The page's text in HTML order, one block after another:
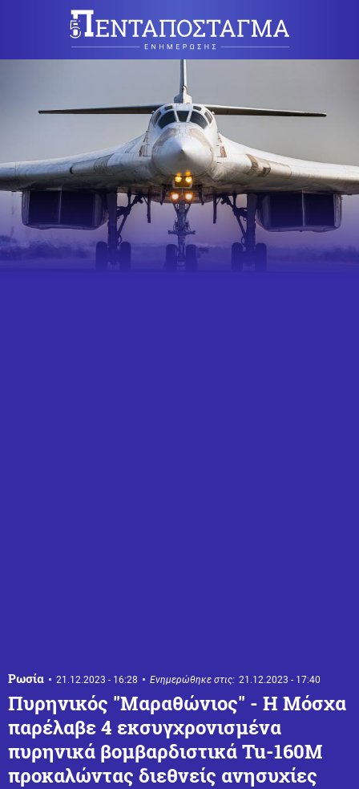
Ρωσία 21.12.2023 - 16:28 Ενημερώθηκε στις: 21.12.2023 - 17:40
Πυρηνικός "Μαραθώνιος" - Η Μόσχα
παρέλαβε 4 εκσυγχρονισμένα
πυρηνικά βομβαρδιστικά Tu-160M
προκαλώντας διεθνείς ανησυχίες